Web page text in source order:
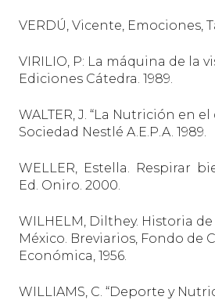
VERDÚ, Vicente, Emociones,
VIRILIO, P: La máquina de la
Ediciones Cátedra. 1989.
WALTER, J. “La Nutrición en el
Sociedad Nestlé A.E.P.A. 1989.
WELLER, Estella. Respirar
Ed. Oniro. 2000.
WILHELM, Dilthey. Historia de
México. Breviarios, Fondo de
Económica, 1956.
WILLIAMS, C. “Deporte y